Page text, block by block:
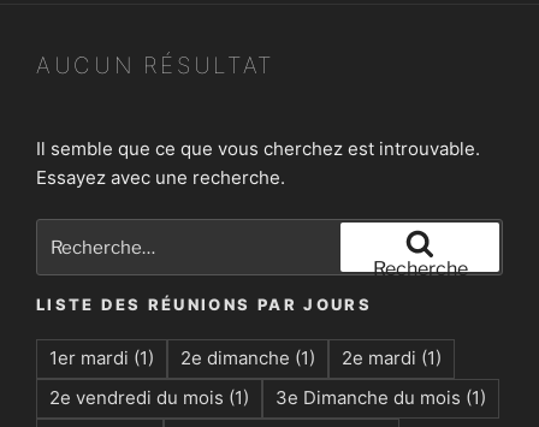
AUCUN RÉSULTAT
Il semble que ce que vous cherchez est introuvable.
Essayez avec une recherche.
pour
Recherche
LISTE DES RÉUNIONS PAR JOURS
1er mardi (1) 2e dimanche (1) 2e mardi (1)
2e vendredi du mois (1) 3e Dimanche du mois (1)